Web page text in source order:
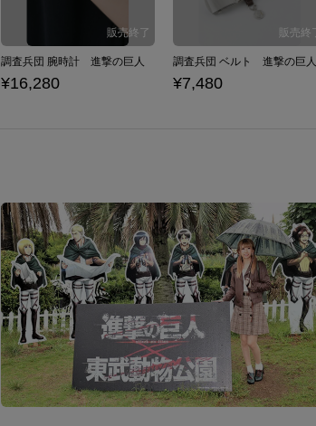
調査兵団 腕時計 進撃の巨人
¥16,280
調査兵団 ベルト 進撃の巨人
¥7,480